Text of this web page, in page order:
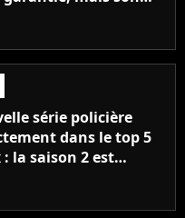
optimiste : "Je vois
série policière
dans le top 5
la saison 2 est
même son
nous